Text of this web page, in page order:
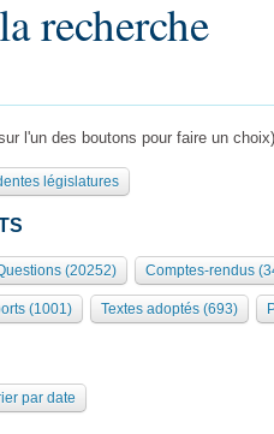
Présidents Bureau Collège des
Bourbon
recherche
l'un des boutons pour faire un choix)
législatures
(20252) Comptes-rendus
(1001) Textes adoptés (693)
par date